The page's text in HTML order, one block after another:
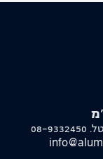
טל. 08-9332450